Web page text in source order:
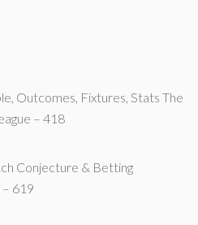
Outcomes, Fixtures, Stats The
– 418
Conjecture & Betting
619